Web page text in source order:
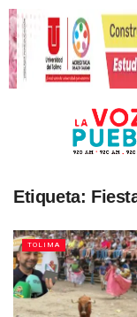
Etiqueta:
TOLIMA